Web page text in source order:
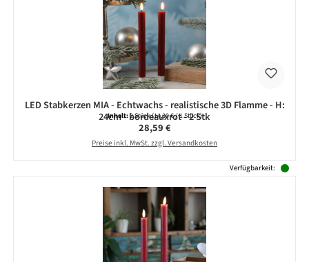
LED Stabkerzen MIA - Echtwachs - realistische 3D Flamme - H:
24cm - bordeauxrot - 2 Stk
Inhalt:2 Stück(14,30 € / 1 Stück)
Regulärer Preis:
28,59 €
Preise inkl. MwSt. zzgl. Versandkosten
Verfügbarkeit: